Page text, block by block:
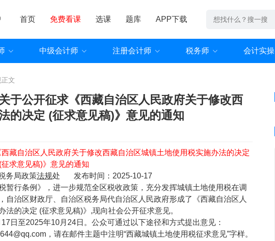
首页 免费看课 选课 题库 APP下载
中级会计师 注册会计师 税务师 会计实操
正文
于公开征求《西藏自治区人民政府关于修改西
的决定 (征求意见稿)》意见的通知
藏自治区人民政府关于修改西藏自治区城镇土地使用税实施办法的决定
(征求意见稿)》意见的通知
务局政策法规处 发布时间：2025-10-17
行条例》，进一步规范全区税收政策，充分发挥城镇土地使用税在调
自治区财政厅、自治区税务局代自治区人民政府形成了《西藏自治区人
的决定 (征求意见稿)》,现向社会公开征求意见。
至2025年10月24日。公众可通过以下途径和方式提出意见：
，请在邮件主题中注明“西藏城镇土地使用税征求意见”字样。